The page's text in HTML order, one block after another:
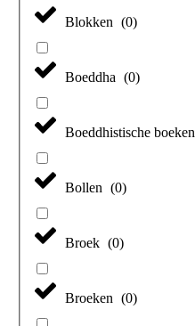
Blokken (0)
Boeddha (0)
Boeddhistische boeken
Bollen (0)
Broek (0)
Broeken (0)